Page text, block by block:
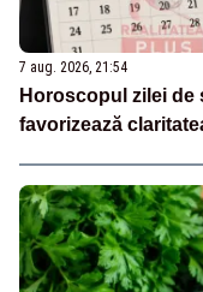
7 aug. 2026, 21:54
Horoscopul zilei de
favorizează